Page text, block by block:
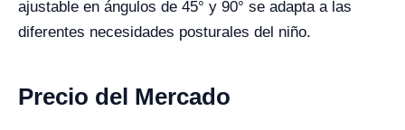
ajustable en ángulos de 45° y 90° se adapta a las
diferentes necesidades posturales del niño.
Precio del Mercado